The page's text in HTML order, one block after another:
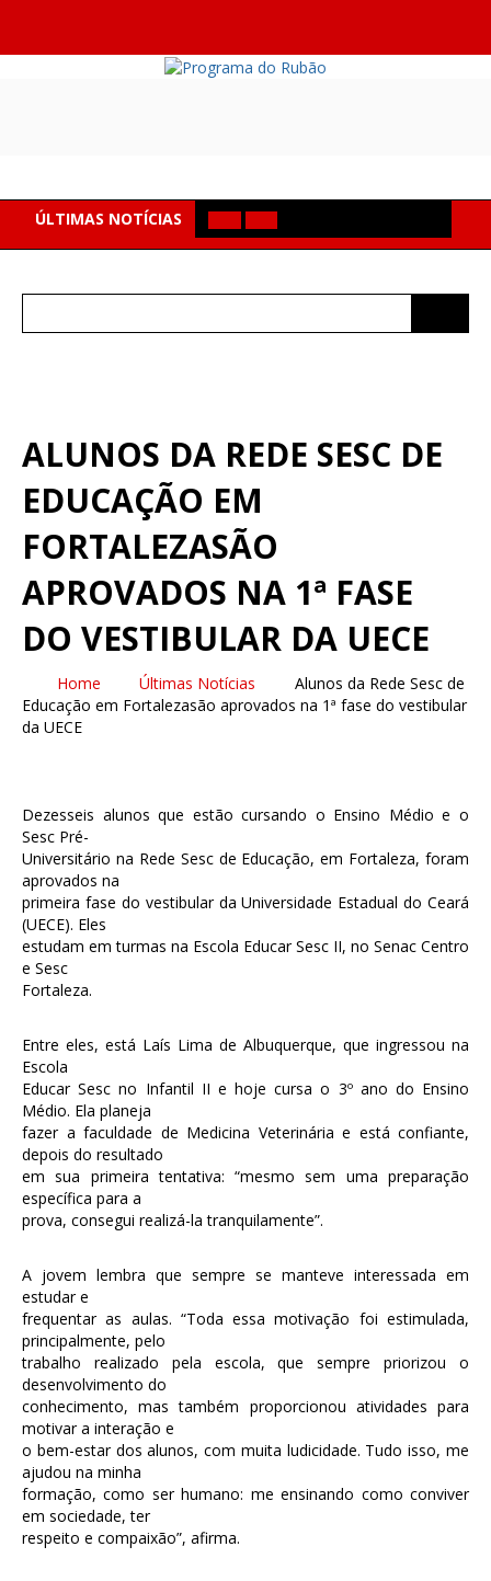
ÚLTIMAS NOTÍCIAS
ALUNOS DA REDE SESC DE
EDUCAÇÃO EM
FORTALEZASÃO
APROVADOS NA 1ª FASE
DO VESTIBULAR DA UECE
Home Últimas Notícias
Alunos da Rede Sesc de
Educação em Fortalezasão aprovados na 1ª fase do vestibular
da UECE
Dezesseis alunos que estão cursando o Ensino Médio e o
Sesc Pré-
Universitário na Rede Sesc de Educação, em Fortaleza, foram
aprovados na
primeira fase do vestibular da Universidade Estadual do Ceará
(UECE). Eles
estudam em turmas na Escola Educar Sesc II, no Senac Centro
e Sesc
Fortaleza.
Entre eles, está Laís Lima de Albuquerque, que ingressou na
Escola
Educar Sesc no Infantil II e hoje cursa o 3º ano do Ensino
Médio. Ela planeja
fazer a faculdade de Medicina Veterinária e está confiante,
depois do resultado
em sua primeira tentativa: “mesmo sem uma preparação
específica para a
prova, consegui realizá-la tranquilamente”.
A jovem lembra que sempre se manteve interessada em
estudar e
frequentar as aulas. “Toda essa motivação foi estimulada,
principalmente, pelo
trabalho realizado pela escola, que sempre priorizou o
desenvolvimento do
conhecimento, mas também proporcionou atividades para
motivar a interação e
o bem-estar dos alunos, com muita ludicidade. Tudo isso, me
ajudou na minha
formação, como ser humano: me ensinando como conviver
em sociedade, ter
respeito e compaixão”, afirma.